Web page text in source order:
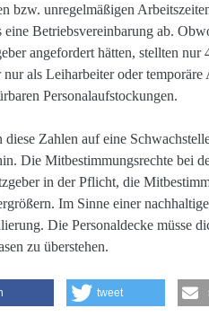
bzw. unregelmäßigen
eine Betriebsvereinbarung ab.
angefordert hätten, stellten nur
als Leiharbeiter oder
Personalaufstockungen.
Zahlen auf eine
Die Mitbestimmungsrechte bei
in der Pflicht, die
Im Sinne einer
Die Personaldecke müsse
zu überstehen.
tweet